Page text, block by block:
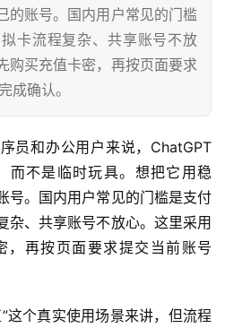
的账号。国内用户常见的门槛
卡流程复杂、共享账号不放
购买充值卡密，再按页面要求
成确认。
员和办公用户来说，ChatGPT
而不是临时玩具。想把它用稳
号。国内用户常见的门槛是支付
杂、共享账号不放心。这里采用
，再按页面要求提交当前账号
这个真实使用场景来讲，但流程